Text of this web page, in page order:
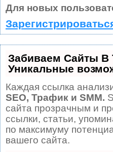
Для новых
Забиваем Сайты
Уникальные
Каждая ссылка
SEO, Трафик и SMM.
сайта прозрачным и
ссылки, статьи,
по максимуму
вашего сайта.